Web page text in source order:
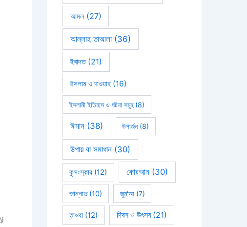
আমল(27)
আল্লাহ তাআলা(36)
ইবাদত(21)
ইসলাম ও দাওয়াহ(16)
ইসলামী ইতিহাস ও ঘটনা সমূহ(8)
ঈমান (38) উপার্জন(8)
উপায় বা সমাধান(30)
কুসংস্কার (12) কোরআন(30)
জান্নাত(10) জুম'আ(7)
তাওবা (12) দিবস ও উৎসব(21)